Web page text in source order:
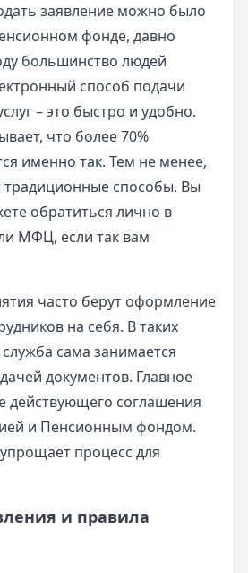
заявление можно было
фонде, давно
большинство людей
способ подачи
– это быстро и удобно.
что более 70%
именно так. Тем не менее,
традиционные способы. Вы
обратиться лично в
МФЦ, если так вам
часто берут оформление
на себя. В таких
сама занимается
документов. Главное
действующего соглашения
и Пенсионным фондом.
процесс для
и правила